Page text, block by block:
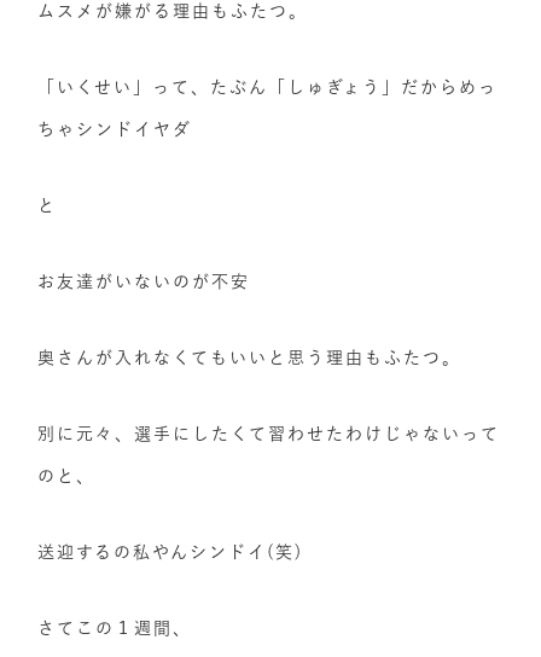
ムスメが嫌がる理由もふたつ。
「いくせい」って、たぶん「しゅぎょう」だからめっ
ちゃシンドイヤダ
と
お友達がいないのが不安
奥さんが入れなくてもいいと思う理由もふたつ。
別に元々、選手にしたくて習わせたわけじゃないって
のと、
送迎するの私やんシンドイ(笑)
さてこの１週間、